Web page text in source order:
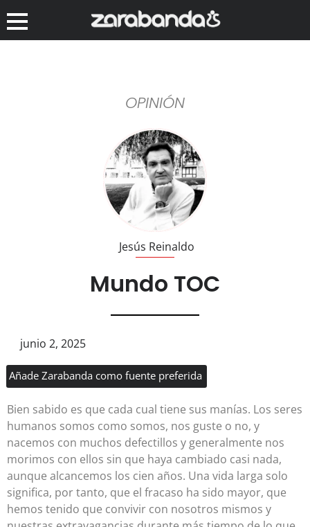
OPINIÓN
Jesús Reinaldo
Mundo TOC
junio 2, 2025
Añade Zarabanda como fuente preferida
Bien sabido es que cada cual tiene sus manías. Los seres
humanos somos como somos, nos guste o no, y
nacemos con muchos defectillos y generalmente nos
morimos con ellos sin que haya cambiado casi nada,
aunque alcancemos los cien años. Una vida larga solo
significa, por tanto, que el fracaso ha sido mayor, que
hemos tenido que convivir con nosotros mismos y